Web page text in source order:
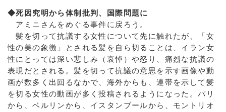
◆死因究明から体制批判、国際問題に
アミニさんをめぐる事件に戻ろう。
髪を切って抗議する女性について先に触れたが、「女
性の美の象徴」とされる髪を自ら切ることは、イラン女
性にとっては深い悲しみ（哀悼）や怒り、痛烈な抗議の
表現だとされる。髪を切って抗議の意思を示す画像や動
画が数多く出回るなかで、海外からも、連帯を示して髪
を切る女性の動画が多く投稿されるようになった。パリ
から、ベルリンから、イスタンブールから、モントリオ